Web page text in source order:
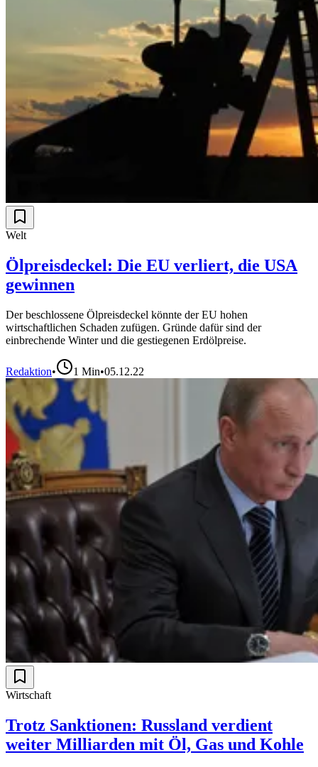
Welt
Ölpreisdeckel: Die EU verliert, die USA
gewinnen
Der beschlossene Ölpreisdeckel könnte der EU hohen
wirtschaftlichen Schaden zufügen. Gründe dafür sind der
einbrechende Winter und die gestiegenen Erdölpreise.
Redaktion• 1 Min•05.12.22
Wirtschaft
Trotz Sanktionen: Russland verdient
weiter Milliarden mit Öl, Gas und Kohle